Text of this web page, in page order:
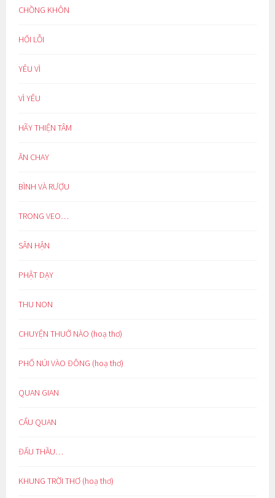
CHỒNG KHÔN
HỐI LỖI
YÊU VÌ
VÌ YÊU
HÃY THIỆN TÂM
ĂN CHAY
BÌNH VÀ RƯỢU
TRONG VEO…
SÂN HẬN
PHẬT DẠY
THU NON
CHUYỆN THUỞ NÀO (hoạ thơ)
PHỐ NÚI VÀO ĐÔNG (hoạ thơ)
QUAN GIAN
CẨU QUAN
ĐẤU THẦU…
KHUNG TRỜI THƠ (hoạ thơ)